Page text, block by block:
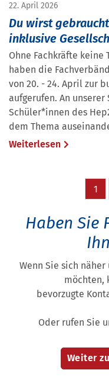
22. April 2026
Du wirst
inklusive
Ohne Fachkräfte
haben die
von 20. - 24. April zur
aufgerufen. An
Schüler*innen des
dem Thema
Weiterlesen
1
Haben Sie
Wenn Sie sich
möchten,
bevorzugte
Oder rufen Sie